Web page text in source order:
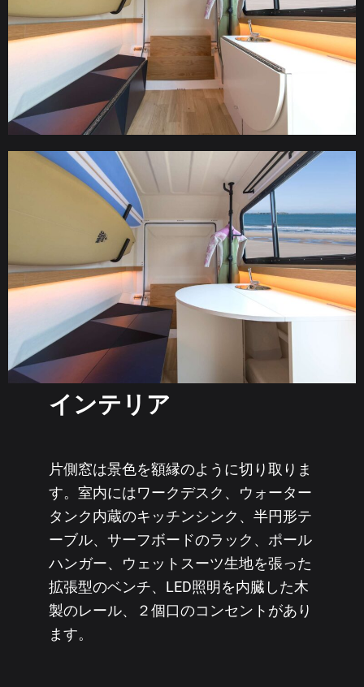
インテリア
片側窓は景色を額縁のように切り取りま
す。室内にはワークデスク、ウォーター
タンク内蔵のキッチンシンク、半円形テ
ーブル、サーフボードのラック、ポール
ハンガー、ウェットスーツ生地を張った
拡張型のベンチ、LED照明を内臓した木
製のレール、２個口のコンセントがあり
ます。